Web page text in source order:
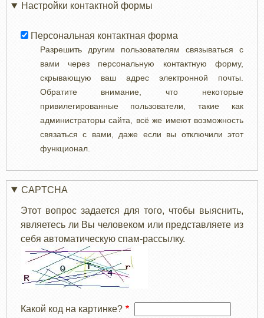
Настройки контактной формы
Персональная контактная форма
Разрешить другим пользователям связываться с
вами через персональную контактную форму,
скрывающую ваш адрес электронной почты.
Обратите внимание, что некоторые
привилегированные пользователи, такие как
администраторы сайта, всё же имеют возможность
связаться с вами, даже если вы отключили этот
функционал.
CAPTCHA
Этот вопрос задается для того, чтобы выяснить,
являетесь ли Вы человеком или представляете из
себя автоматическую спам-рассылку.
Какой код на картинке?